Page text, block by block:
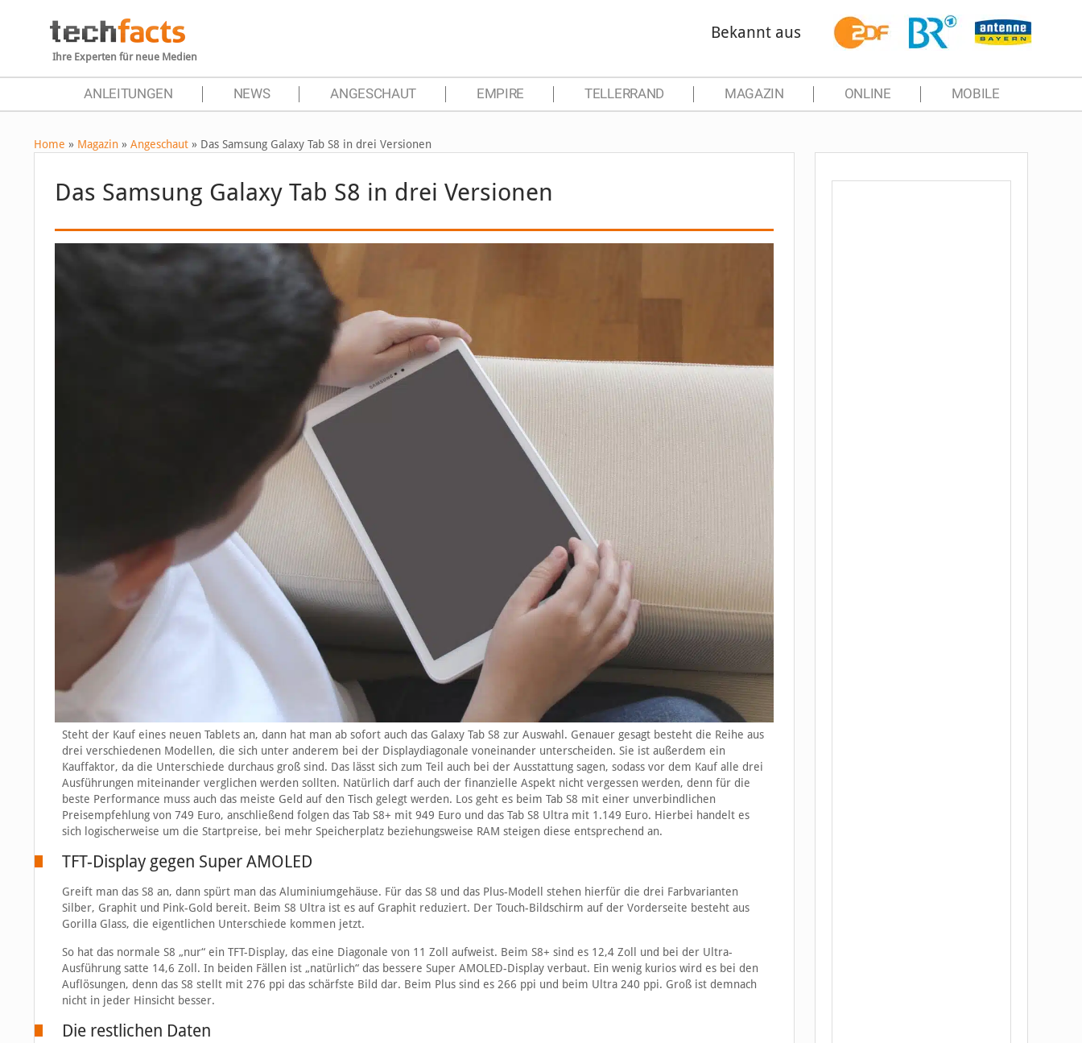
Ihre Experten für neue Medien
Bekannt aus
ANLEITUNGEN NEWS ANGESCHAUT EMPIRE TELLERRAND MAGAZIN ONLINE MOBILE
Home » Magazin » Angeschaut » Das Samsung Galaxy Tab S8 in drei Versionen
Das Samsung Galaxy Tab S8 in drei Versionen
Steht der Kauf eines neuen Tablets an, dann hat man ab sofort auch das Galaxy Tab S8 zur Auswahl. Genauer gesagt besteht die Reihe aus
drei verschiedenen Modellen, die sich unter anderem bei der Displaydiagonale voneinander unterscheiden. Sie ist außerdem ein
Kauffaktor, da die Unterschiede durchaus groß sind. Das lässt sich zum Teil auch bei der Ausstattung sagen, sodass vor dem Kauf alle drei
Ausführungen miteinander verglichen werden sollten. Natürlich darf auch der finanzielle Aspekt nicht vergessen werden, denn für die
beste Performance muss auch das meiste Geld auf den Tisch gelegt werden. Los geht es beim Tab S8 mit einer unverbindlichen
Preisempfehlung von 749 Euro, anschließend folgen das Tab S8+ mit 949 Euro und das Tab S8 Ultra mit 1.149 Euro. Hierbei handelt es
sich logischerweise um die Startpreise, bei mehr Speicherplatz beziehungsweise RAM steigen diese entsprechend an.
TFT-Display gegen Super AMOLED
Greift man das S8 an, dann spürt man das Aluminiumgehäuse. Für das S8 und das Plus-Modell stehen hierfür die drei Farbvarianten
Silber, Graphit und Pink-Gold bereit. Beim S8 Ultra ist es auf Graphit reduziert. Der Touch-Bildschirm auf der Vorderseite besteht aus
Gorilla Glass, die eigentlichen Unterschiede kommen jetzt.
So hat das normale S8 „nur“ ein TFT-Display, das eine Diagonale von 11 Zoll aufweist. Beim S8+ sind es 12,4 Zoll und bei der Ultra-
Ausführung satte 14,6 Zoll. In beiden Fällen ist „natürlich“ das bessere Super AMOLED-Display verbaut. Ein wenig kurios wird es bei den
Auflösungen, denn das S8 stellt mit 276 ppi das schärfste Bild dar. Beim Plus sind es 266 ppi und beim Ultra 240 ppi. Groß ist demnach
nicht in jeder Hinsicht besser.
Die restlichen Daten